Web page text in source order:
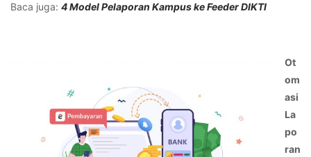
Baca juga: 4 Model Pelaporan Kampus ke Feeder DIKTI
Ot
om
asi
La
po
ran